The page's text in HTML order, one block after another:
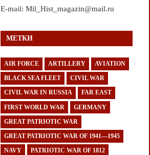
E-mail: Mil_Hist_magazin@mail.ru
МЕТКИ
AIR FORCE ARTILLERY AVIATION
BLACK SEA FLEET CIVIL WAR
CIVIL WAR IN RUSSIA FAR EAST
FIRST WORLD WAR GERMANY
GREAT PATRIOTIC WAR
GREAT PATRIOTIC WAR OF 1941—1945
NAVY PATRIOTIC WAR OF 1812